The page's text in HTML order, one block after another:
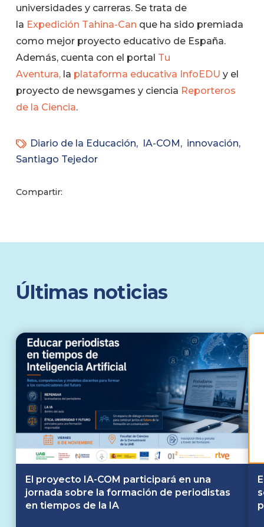
universidades y carreras. Se trata de
la Expedición Tahina-Can que ha sido premiada
como mejor proyecto educativo de España.
Además, cuenta con el portal Tu
Aventura,la plataforma educativa InfoEDU y el
proyecto de newsgames y ciencia Reporteros
de la Ciencia.
Diario de la Educación, IA-COM , innovación,
Santiago Tejedor
Compartir:
Últimas noticias
El proyecto IA-COM participará en una
jornada sobre la formación de periodistas
en tiempos de la IA